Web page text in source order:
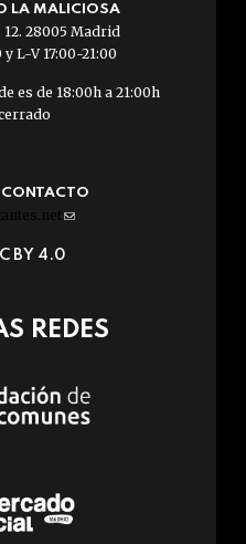
LA MALICIOSA
12. 28005 Madrid
y L-V 17:00-21:00
es de 18:00h a 21:00h
CONTACTO
(link
e-
BY 4.0
REDES